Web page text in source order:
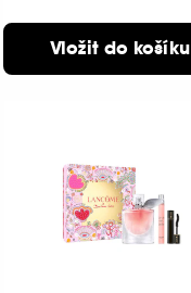
Vložit do košíku